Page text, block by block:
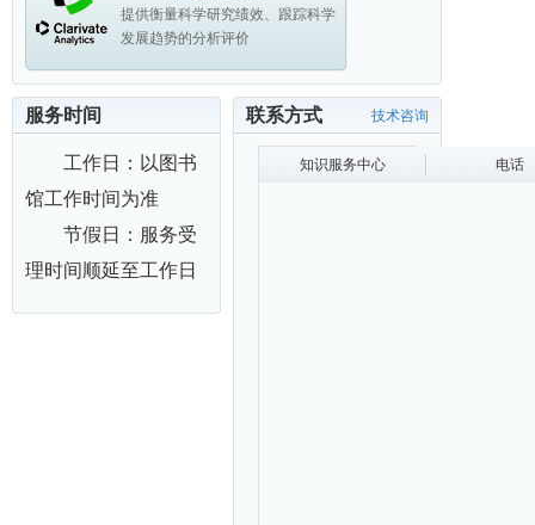
提供衡量科学研究绩效、跟踪科学
发展趋势的分析评价
服务时间
工作日：以图书
馆工作时间为准
节假日：服务受
理时间顺延至工作日
技术咨询
联系方式
知识服务中心 电话